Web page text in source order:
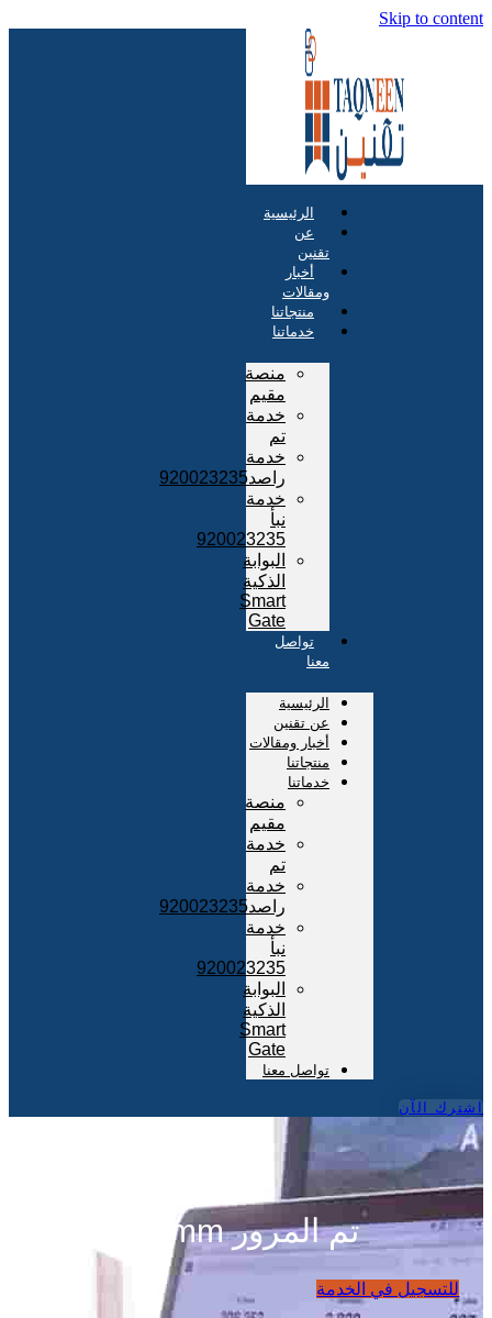
Skip to content
الرئيسية
عن
تقنين
أخبار
ومقالات
منتجاتنا
خدماتنا
منصة
مقيم
خدمة
تم
خدمة
راصد920023235
خدمة
نبأ
920023235
البوابة
الذكية
Smart
Gate
تواصل
معنا
الرئيسية
عن تقنين
أخبار ومقالات
منتجاتنا
خدماتنا
منصة
مقيم
خدمة
تم
خدمة
راصد920023235
خدمة
نبأ
920023235
البوابة
الذكية
Smart
Gate
تواصل معنا
اشترك الآن
تم المرور Tamm
للتسجيل في الخدمة